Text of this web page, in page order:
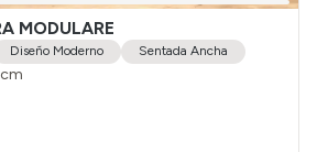
MODULARE
Diseño Moderno Sentada Ancha